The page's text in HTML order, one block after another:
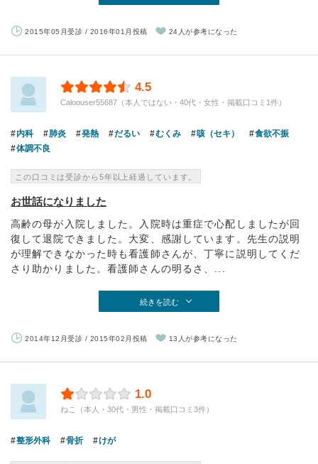
2015年05月受診 / 2016年01月投稿 24人が参考になった
4.5
Caloouser55687（本人ではない・40代・女性・掲載口コミ1件）
内科 肺炎 発熱 だるい むくみ 咳（セキ）
食欲不振
体調不良
この口コミは受診から5年以上経過しています。
お世話になりました
高齢の母が入院しました。入院時は重症で心配しましたが回
復して退院できました。大変、感謝しています。先生の説明
が理解できなかった時も看護師さんが、丁寧に説明してくだ
さり助かりました。看護師さんの明るさ、...
続きを読む
2014年12月受診 / 2015年02月投稿 13人が参考になった
1.0
ねこ（本人・30代・男性・掲載口コミ3件）
整形外科 骨折 けが